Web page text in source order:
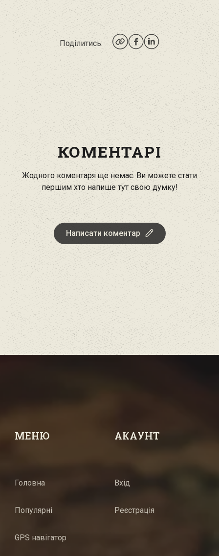
Поділитись:
КОМЕНТАРІ
Жодного коментаря ще немає. Ви можете стати
першим хто напише тут свою думку!
Написати коментар
МЕНЮ
Головна
Популярні
GPS навігатор
АКАУНТ
Вхід
Реєстрація